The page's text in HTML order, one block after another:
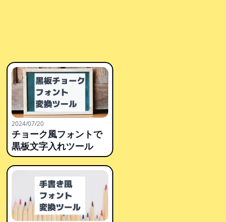
2024/07/20
チョーク風フォントで
黒板文字入れツール